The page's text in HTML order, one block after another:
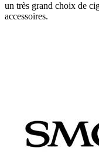
un très grand choix de
accessoires.